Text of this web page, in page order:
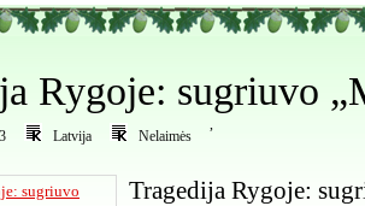
Rygoje: sugriuvo
Latvija
,
Nelaimės
Tragedija Rygoje: